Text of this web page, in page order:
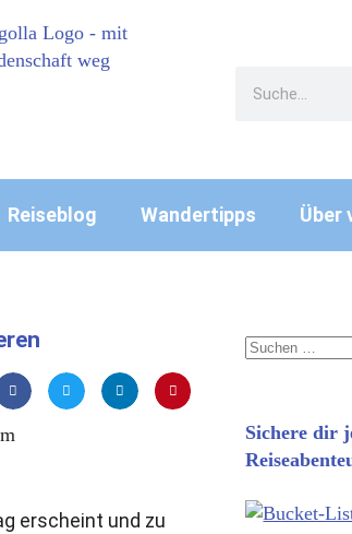
Reiseblog Wandertipps Über
erscheint und zu
Sichere dir